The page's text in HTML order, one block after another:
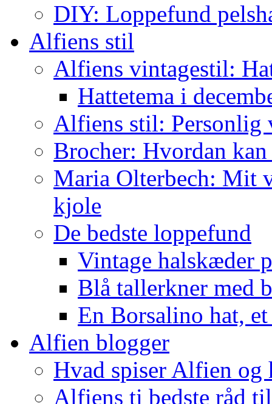
DIY: Loppefund
Alfiens stil
Alfiens vintagestil:
Hattetema i
Alfiens stil: Personlig
Brocher: Hvordan
Maria Olterbech: Mit
kjole
De bedste loppefund
Vintage halskæder
Blå tallerkner med
En Borsalino hat,
Alfien blogger
Hvad spiser Alfien og
Alfiens ti bedste råd